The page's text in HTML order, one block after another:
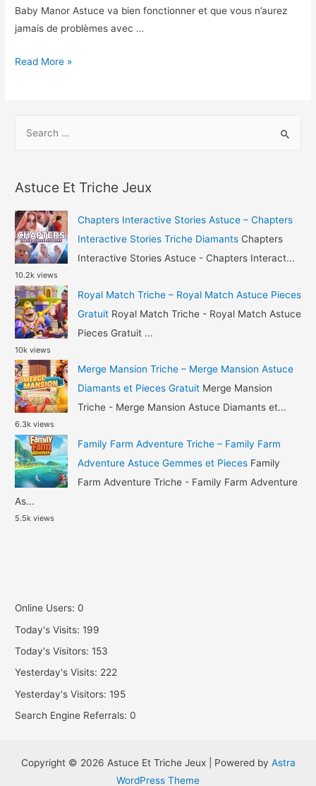
Baby Manor Astuce va bien fonctionner et que vous n’aurez
jamais de problèmes avec …
Baby
Baby
Pieces
Bouteilles
Gratuit
Read More »
h
f
o
r
:
Astuce Et Triche Jeux
Chapters Interactive Stories Astuce – Chapters
Interactive Stories Triche Diamants Chapters
Interactive Stories Astuce - Chapters Interact...
10.2k views
Royal Match Triche – Royal Match Astuce Pieces
Gratuit Royal Match Triche - Royal Match Astuce
Pieces Gratuit ...
10k views
Merge Mansion Triche – Merge Mansion Astuce
Diamants et Pieces Gratuit Merge Mansion
Triche - Merge Mansion Astuce Diamants et...
6.3k views
Family Farm Adventure Triche – Family Farm
Adventure Astuce Gemmes et Pieces Family
Farm Adventure Triche - Family Farm Adventure
As...
5.5k views
Online Users:0
Today's Visits:199
Today's Visitors:153
Yesterday's Visits: 222
Yesterday's Visitors:195
Search Engine Referrals:0
Copyright © 2026 Astuce Et Triche Jeux | Powered by Astra
WordPress Theme